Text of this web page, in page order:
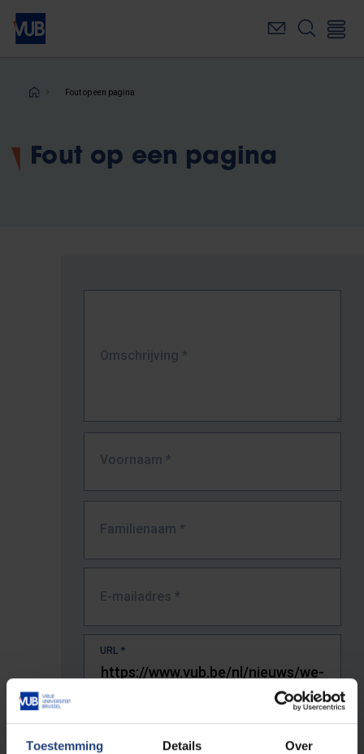
Toestemming Details Over
Overslaan
naar
inhoudKruimelpad
Fout op een pagina
Fout op een pagina
Omschrijving *
Voornaam *
Familienaam *
E-mailadres *
URL *
De volledige URL van de pagina waar je de fout zag.